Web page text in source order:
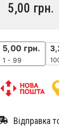
5,00 грн.
5,00 грн.
1 - 99
Відправка